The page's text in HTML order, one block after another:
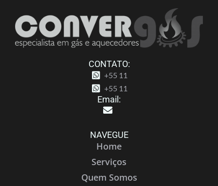
CONTATO:
+55 11
+55 11
Email:
NAVEGUE
Home
Serviços
Quem Somos